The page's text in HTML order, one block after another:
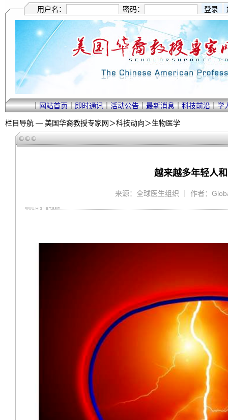
用户名： 密码：
｜网站首页｜即时通讯｜活动公告｜最新消息｜科技前沿｜学
栏目导航 — 美国华裔教授专家网＞科技动向＞生物医学
越来越多年轻人
来源：全球医生组织 ｜ 作者：